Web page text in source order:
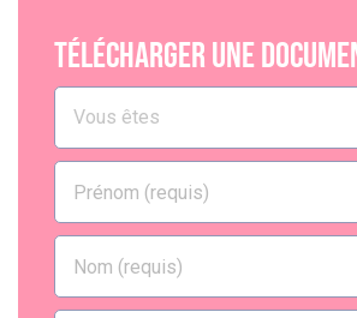
Télécharger une